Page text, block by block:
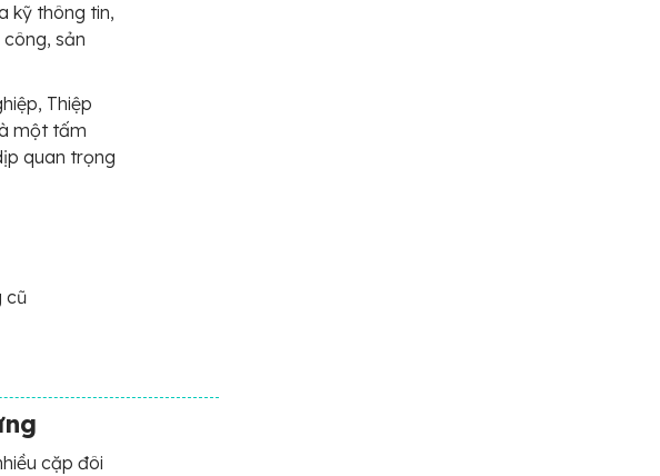
kỹ thông tin,
sản
Thiệp
một tấm
quan trọng
cũ
cặp đôi